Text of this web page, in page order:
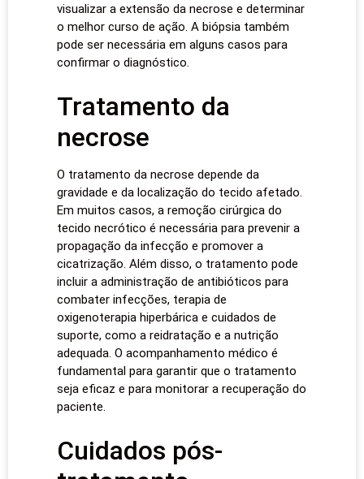
visualizar a extensão da necrose e determinar
o melhor curso de ação. A biópsia também
pode ser necessária em alguns casos para
confirmar o diagnóstico.
Tratamento da
necrose
O tratamento da necrose depende da
gravidade e da localização do tecido afetado.
Em muitos casos, a remoção cirúrgica do
tecido necrótico é necessária para prevenir a
propagação da infecção e promover a
cicatrização. Além disso, o tratamento pode
incluir a administração de antibióticos para
combater infecções, terapia de
oxigenoterapia hiperbárica e cuidados de
suporte, como a reidratação e a nutrição
adequada. O acompanhamento médico é
fundamental para garantir que o tratamento
seja eficaz e para monitorar a recuperação do
paciente.
Cuidados pós-